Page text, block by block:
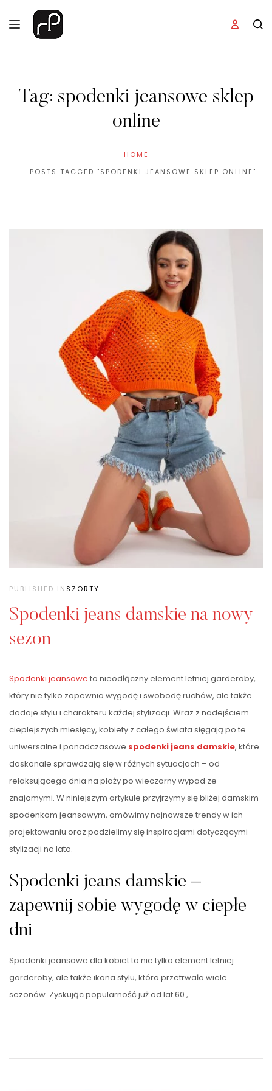
Tag: spodenki jeansowe sklep
online
HOME
POSTS TAGGED "SPODENKI JEANSOWE SKLEP ONLINE"
PUBLISHED IN SZORTY
Spodenki jeans damskie na nowy
sezon
Spodenki jeansowe to nieodłączny element letniej garderoby,
który nie tylko zapewnia wygodę i swobodę ruchów, ale także
dodaje stylu i charakteru każdej stylizacji. Wraz z nadejściem
cieplejszych miesięcy, kobiety z całego świata sięgają po te
uniwersalne i ponadczasowe spodenki jeans damskie, które
doskonale sprawdzają się w różnych sytuacjach – od
relaksującego dnia na plaży po wieczorny wypad ze
znajomymi. W niniejszym artykule przyjrzymy się bliżej damskim
spodenkom jeansowym, omówimy najnowsze trendy w ich
projektowaniu oraz podzielimy się inspiracjami dotyczącymi
stylizacji na lato.
Spodenki jeans damskie –
zapewnij sobie wygodę w ciepłe
dni
Spodenki jeansowe dla kobiet to nie tylko element letniej
garderoby, ale także ikona stylu, która przetrwała wiele
sezonów. Zyskując popularność już od lat 60., …